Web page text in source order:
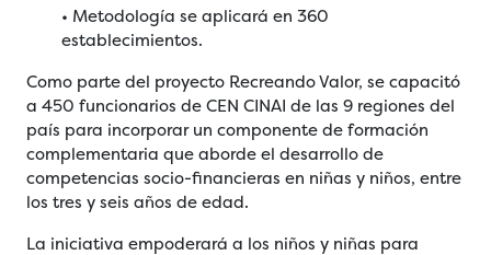
• Metodología se aplicará en 360
establecimientos.
Como parte del proyecto Recreando Valor, se capacitó
a 450 funcionarios de CEN CINAI de las 9 regiones del
país para incorporar un componente de formación
complementaria que aborde el desarrollo de
competencias socio-financieras en niñas y niños, entre
los tres y seis años de edad.
La iniciativa empoderará a los niños y niñas para